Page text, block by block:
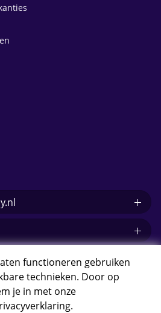
functioneren gebruiken
technieken. Door op
je in met onze
.